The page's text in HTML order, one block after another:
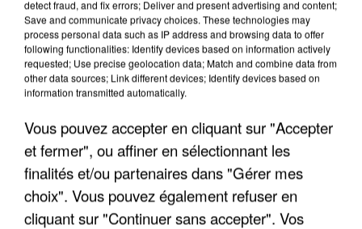
4 août 2026
Le gouvernement et l’Ademe publient une carte
interactive des lieux...
Les habitants peuvent partager les points frais
detect fraud, and fix errors; Deliver and present advertising and content;
Save and communicate privacy choices. These technologies may
process personal data such as IP address and browsing data to offer
following functionalities: Identify devices based on information actively
requested; Use precise geolocation data; Match and combine data from
other data sources; Link different devices; Identify devices based on
information transmitted automatically.
Vous pouvez accepter en cliquant sur "Accepter
et fermer", ou affiner en sélectionnant les
finalités et/ou partenaires dans "Gérer mes
choix". Vous pouvez également refuser en
cliquant sur "Continuer sans accepter". Vos